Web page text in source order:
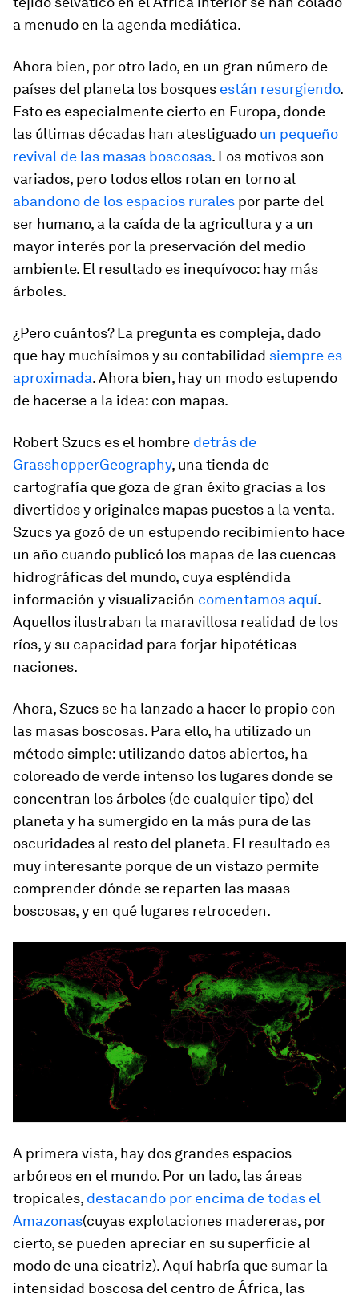
a menudo en la agenda mediática.
Ahora bien, por otro lado, en un gran número de
países del planeta los bosques están resurgiendo.
Esto es especialmente cierto en Europa, donde
las últimas décadas han atestiguado un pequeño
revival de las masas boscosas. Los motivos son
variados, pero todos ellos rotan en torno al
abandono de los espacios rurales por parte del
ser humano, a la caída de la agricultura y a un
mayor interés por la preservación del medio
ambiente. El resultado es inequívoco: hay más
árboles.
¿Pero cuántos? La pregunta es compleja, dado
que hay muchísimos y su contabilidad siempre es
aproximada. Ahora bien, hay un modo estupendo
de hacerse a la idea: con mapas.
Robert Szucs es el hombre detrás de
GrasshopperGeography, una tienda de
cartografía que goza de gran éxito gracias a los
divertidos y originales mapas puestos a la venta.
Szucs ya gozó de un estupendo recibimiento hace
un año cuando publicó los mapas de las cuencas
hidrográficas del mundo, cuya espléndida
información y visualización comentamos aquí.
Aquellos ilustraban la maravillosa realidad de los
ríos, y su capacidad para forjar hipotéticas
naciones.
Ahora, Szucs se ha lanzado a hacer lo propio con
las masas boscosas. Para ello, ha utilizado un
método simple: utilizando datos abiertos, ha
coloreado de verde intenso los lugares donde se
concentran los árboles (de cualquier tipo) del
planeta y ha sumergido en la más pura de las
oscuridades al resto del planeta. El resultado es
muy interesante porque de un vistazo permite
comprender dónde se reparten las masas
boscosas, y en qué lugares retroceden.
A primera vista, hay dos grandes espacios
arbóreos en el mundo. Por un lado, las áreas
tropicales, destacando por encima de todas el
Amazonas(cuyas explotaciones madereras, por
cierto, se pueden apreciar en su superficie al
modo de una cicatriz). Aquí habría que sumar la
intensidad boscosa del centro de África, las